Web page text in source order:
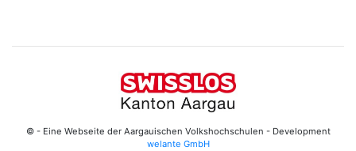
© - Eine Webseite der Aargauischen Volkshochschulen - Development
welante GmbH